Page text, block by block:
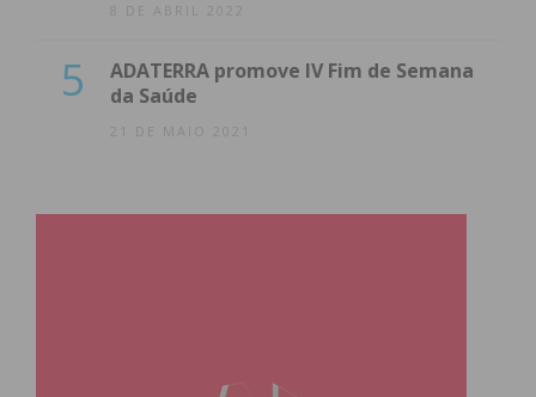
8 DE ABRIL 2022
5
ADATERRA promove IV Fim de Semana
da Saúde
21 DE MAIO 2021